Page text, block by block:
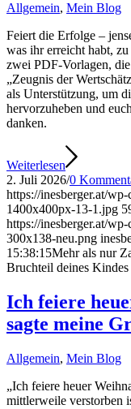
Allgemein, Mein Blog
Feiert die Erfolge –
was ihr erreicht habt,
zwei PDF-Vorlagen,
„Zeugnis der
als Unterstützung, um
hervorzuheben und
danken.
Weiterlesen
2. Juli 2026/0
https://inesberger.at/
1400x400px-13-1.jpg
https://inesberger.at/
300x138-neu.png
15:38:15Mehr als nur
Bruchteil deines Kindes
Ich feiere
sagte meine
Allgemein, Mein Blog
„Ich feiere heuer
mittlerweile verstorben